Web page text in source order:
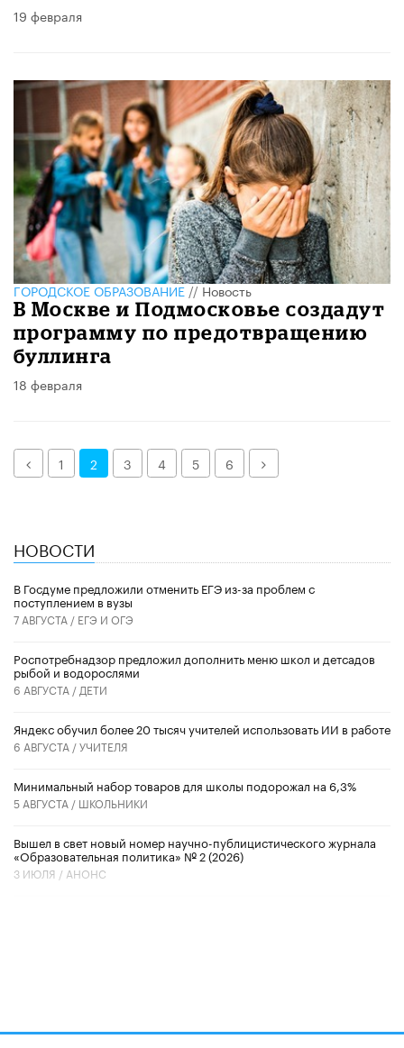
19 февраля
ГОРОДСКОЕ ОБРАЗОВАНИЕ//Новость
В Москве и Подмосковье создадут
программу по предотвращению
буллинга
18 февраля
Назад1 2 3 4 5 6 Далее
НОВОСТИ
В Госдуме предложили отменить ЕГЭ из-за проблем с
поступлением в вузы
7 АВГУСТА / ЕГЭ И ОГЭ
Роспотребнадзор предложил дополнить меню школ и детсадов
рыбой и водорослями
6 АВГУСТА / ДЕТИ
​Яндекс обучил более 20 тысяч учителей использовать ИИ в работе
6 АВГУСТА /УЧИТЕЛЯ
Минимальный набор товаров для школы подорожал на 6,3%
5 АВГУСТА / ШКОЛЬНИКИ
Вышел в свет новый номер научно-публицистического журнала
«Образовательная политика» № 2 (2026)
3 ИЮЛЯ / АНОНС